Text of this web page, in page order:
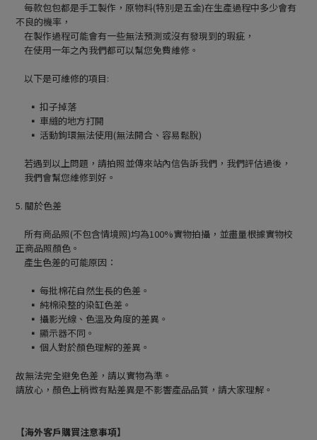
每款包包都是手工製作，原物料(特別是五金)在生產過程中多少會有
不良的機率，
在製作過程可能會有一些無法預測或沒有發現到的瑕疵，
在使用一年之內我們都可以幫您免費維修。
以下是可維修的項目:
▪ 扣子掉落
▪ 車縫的地方打開
▪ 活動鉤環無法使用(無法開合、容易鬆脫)
若遇到以上問題，請拍照並傳來站內信告訴我們，我們評估過後，
我們會幫您維修到好。
5. 關於色差
所有商品照(不包含情境照)均為100%實物拍攝，並盡量根據實物校
正商品照顏色。
產生色差的可能原因：
▪ 每批棉花自然生長的色差。
▪ 純棉染整的染缸色差。
▪ 攝影光線、色溫及角度的差異。
▪ 顯示器不同。
▪ 個人對於顏色理解的差異。
故無法完全避免色差，請以實物為準。
請放心，顏色上稍微有點差異是不影響產品品質，請大家理解。
【海外客戶購買注意事項】